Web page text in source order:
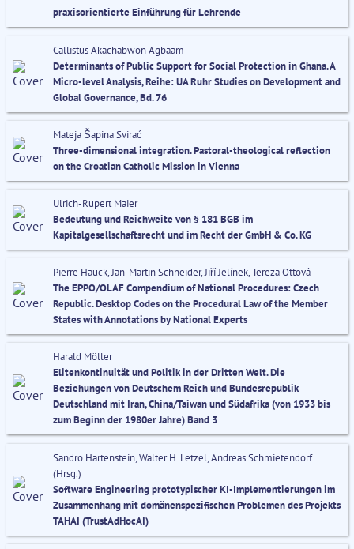
praxisorientierte Einführung für Lehrende
Callistus Akachabwon Agbaam
Determinants of Public Support for Social Protection in Ghana. A
Micro-level Analysis, Reihe: UA Ruhr Studies on Development and
Global Governance, Bd. 76
Mateja Šapina Svirać
Three-dimensional integration. Pastoral-theological reflection
on the Croatian Catholic Mission in Vienna
Ulrich-Rupert Maier
Bedeutung und Reichweite von § 181 BGB im
Kapitalgesellschaftsrecht und im Recht der GmbH & Co. KG
Pierre Hauck, Jan-Martin Schneider, Jiří Jelínek, Tereza Ottová
The EPPO/OLAF Compendium of National Procedures: Czech
Republic. Desktop Codes on the Procedural Law of the Member
States with Annotations by National Experts
Harald Möller
Elitenkontinuität und Politik in der Dritten Welt. Die
Beziehungen von Deutschem Reich und Bundesrepublik
Deutschland mit Iran, China/Taiwan und Südafrika (von 1933 bis
zum Beginn der 1980er Jahre) Band 3
Sandro Hartenstein, Walter H. Letzel, Andreas Schmietendorf
(Hrsg.)
Software Engineering prototypischer KI-Implementierungen im
Zusammenhang mit domänenspezifischen Problemen des Projekts
TAHAI (TrustAdHocAI)